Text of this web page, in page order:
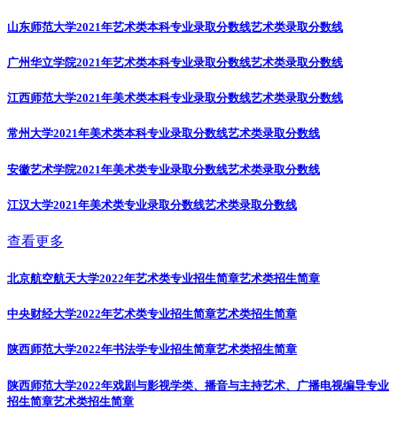
山东师范大学2021年艺术类本科专业录取分数线艺术类录取分数线
广州华立学院2021年艺术类本科专业录取分数线艺术类录取分数线
江西师范大学2021年美术类本科专业录取分数线艺术类录取分数线
常州大学2021年美术类本科专业录取分数线艺术类录取分数线
安徽艺术学院2021年美术类专业录取分数线艺术类录取分数线
江汉大学2021年美术类专业录取分数线艺术类录取分数线
查看更多
北京航空航天大学2022年艺术类专业招生简章艺术类招生简章
中央财经大学2022年艺术类专业招生简章艺术类招生简章
陕西师范大学2022年书法学专业招生简章艺术类招生简章
陕西师范大学2022年戏剧与影视学类、播音与主持艺术、广播电视编导专业
招生简章艺术类招生简章